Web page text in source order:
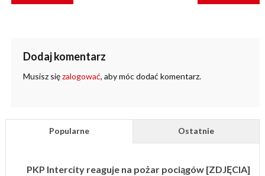
Dodaj komentarz
Musisz sięzalogować, aby móc dodać komentarz.
Popularne Ostatnie
PKP Intercity reaguje na pożar pociągów [ZDJĘCIA]